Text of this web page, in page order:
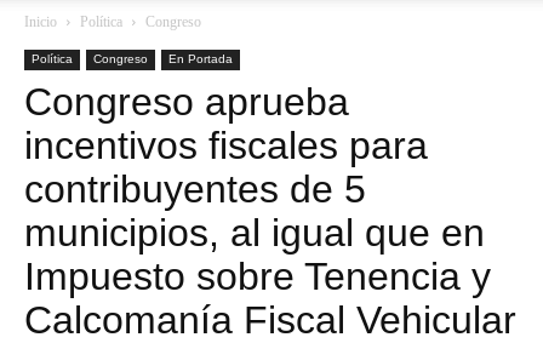
Inicio Política Congreso
Política Congreso En Portada
Congreso aprueba
incentivos fiscales para
contribuyentes de 5
municipios, al igual que en
Impuesto sobre Tenencia y
Calcomanía Fiscal Vehicular